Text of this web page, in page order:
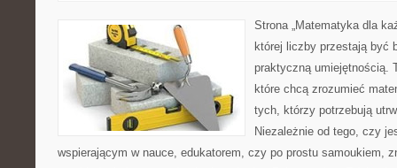
Strona „Matematyka dla
której liczby przestają być
praktyczną umiejętnością.
które chcą zrozumieć
tych, którzy potrzebują
Niezależnie od tego, czy
wspierającym w nauce, edukatorem, czy po prostu samoukiem,